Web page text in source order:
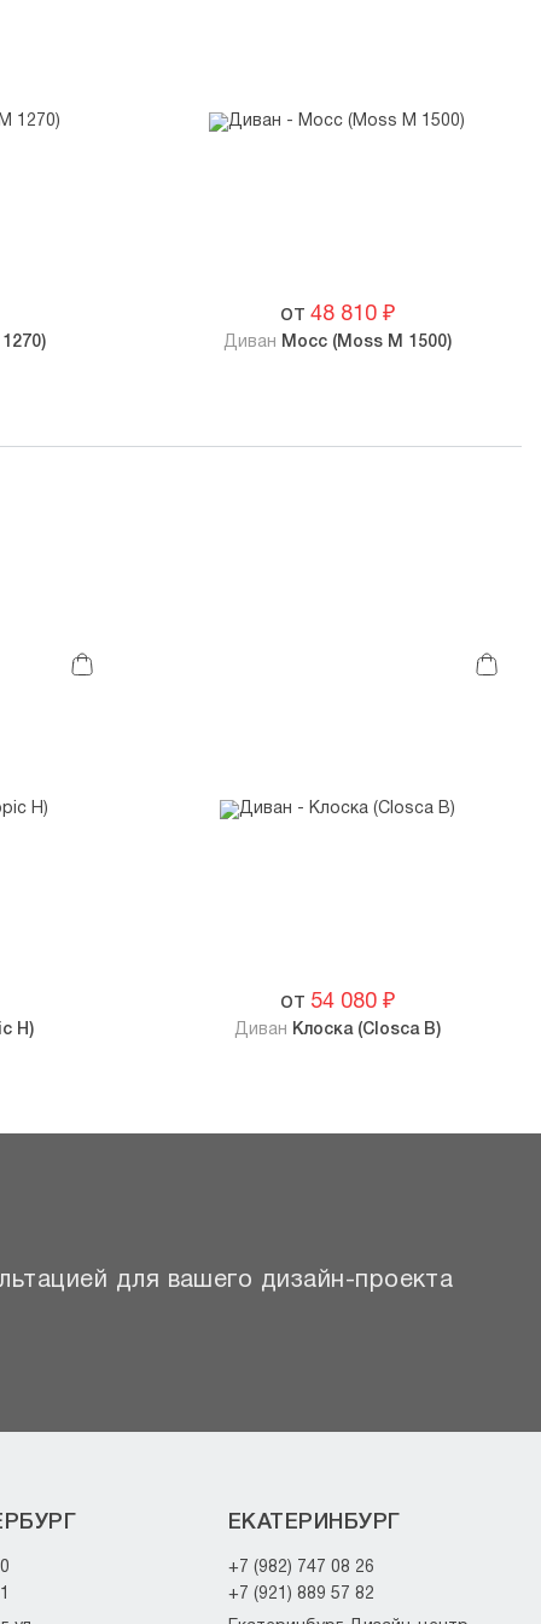
от 48 810₽
Диван Мосс (Moss M 1500)
H)
от 54 080₽
Диван Клоска (Closca B)
для вашего дизайн-проекта
ЕКАТЕРИНБУРГ
+7 (982) 747 08 26
+7 (921) 889 57 82